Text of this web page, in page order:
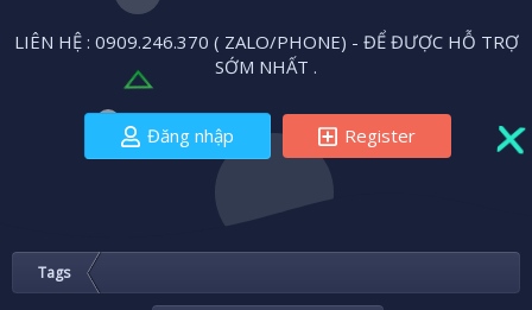
LIÊN HỆ : 0909.246.370 ( ZALO/PHONE) - ĐỂ ĐƯỢC HỖ TRỢ
SỚM NHẤT .
Đăng nhập Register
Tags